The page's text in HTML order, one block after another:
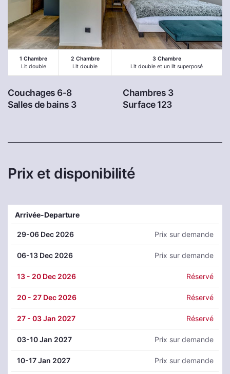
1 Chambre
Lit double
2 Chambre
Lit double
3 Chambre
Lit double et un lit superposé
Couchages 6-8
Chambres 3
Salles de bains 3
Surface 123
Prix et disponibilité
Arrivée-Departure
29-06 Dec 2026 Prix sur demande
06-13 Dec 2026 Prix sur demande
13- 20 Dec 2026 Réservé
20- 27 Dec 2026 Réservé
27- 03 Jan 2027 Réservé
03-10 Jan 2027 Prix sur demande
10-17 Jan 2027 Prix sur demande